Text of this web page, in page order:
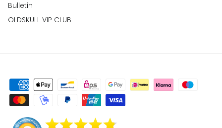
Bulletin
OLDSKULL VIP CLUB